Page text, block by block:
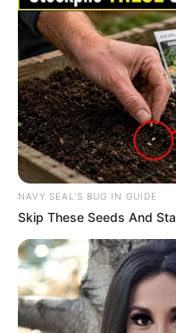
UNIRME
No te pierdas las
NAVY SEAL'S BUG IN GUIDE
Skip These Seeds And